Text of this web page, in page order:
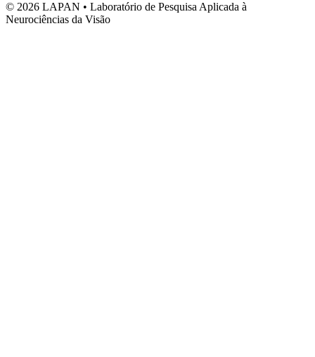
© 2026 LAPAN • Laboratório de Pesquisa Aplicada à
Neurociências da Visão